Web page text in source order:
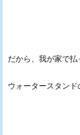
だから、我が家で払
ウォータースタンド